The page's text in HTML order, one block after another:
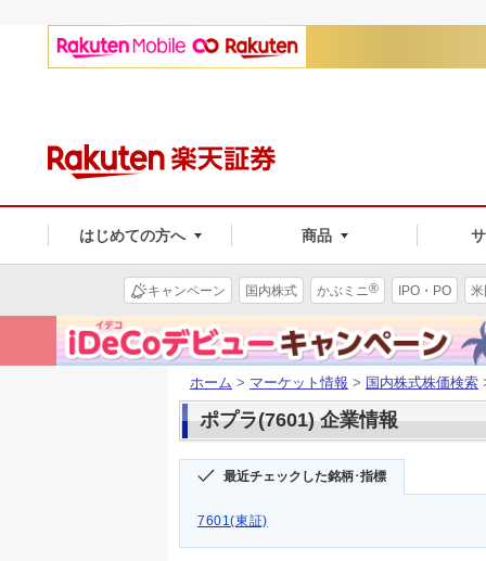
はじめての方へ 商品
キャンペーン 国内株式 かぶミニ® IPO・PO
ホーム > マーケット情報 > 国内株式株価検索
ポプラ(7601) 企業情報
最近チェックした銘柄･指標
7601(東証)